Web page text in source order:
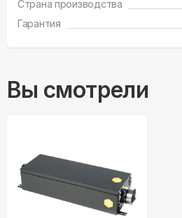
Страна производства
Гарантия
Вы смотрели